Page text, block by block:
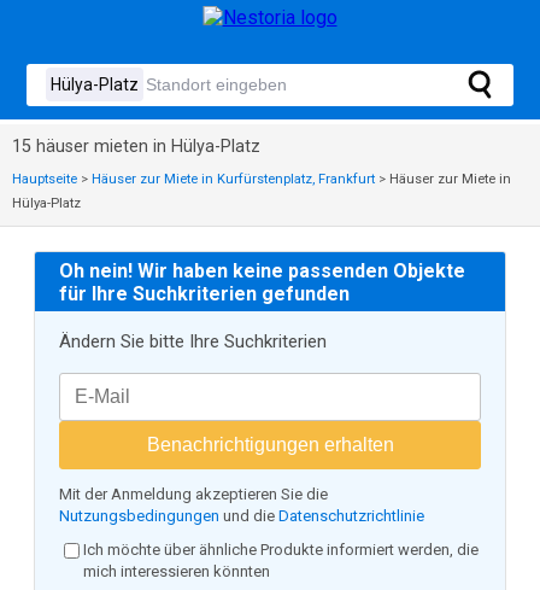
15 häuser mieten in Hülya-Platz
Hauptseite > Häuser zur Miete in Kurfürstenplatz, Frankfurt > Häuser zur Miete in
Hülya-Platz
Oh nein! Wir haben keine passenden Objekte
für Ihre Suchkriterien gefunden
Ändern Sie bitte Ihre Suchkriterien
Benachrichtigungen erhalten
Mit der Anmeldung akzeptieren Sie die
Nutzungsbedingungen und die Datenschutzrichtlinie
Ich möchte über ähnliche Produkte informiert werden, die
mich interessieren könnten